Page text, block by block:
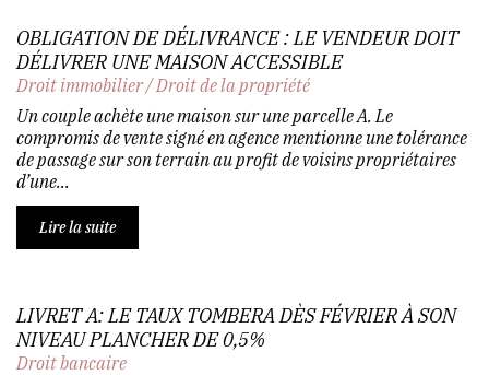
OBLIGATION DE DÉLIVRANCE : LE VENDEUR DOIT
DÉLIVRER UNE MAISON ACCESSIBLE
Droit immobilier/Droit de la propriété
Un couple achète une maison sur une parcelle A. Le
compromis de vente signé en agence mentionne une tolérance
de passage sur son terrain au profit de voisins propriétaires
d’une...
Lire la suite
LIVRET A: LE TAUX TOMBERA DÈS FÉVRIER À SON
NIVEAU PLANCHER DE 0,5%
Droit bancaire